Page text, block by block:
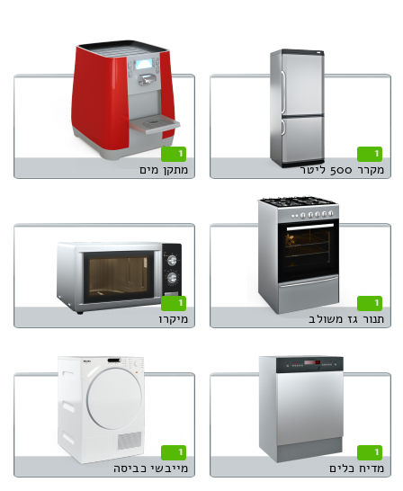
1
מקרר 500 ליטר
1
מתקן מים
1
תנור גז משולב
1
מיקרו
1
מדיח כלים
1
מייבשי כביסה